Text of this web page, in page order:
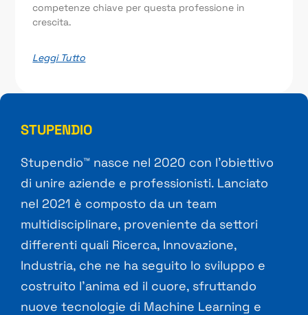
competenze chiave per questa professione in
crescita.
Leggi Tutto
STUPENDIO
Stupendio™ nasce nel 2020 con l’obiettivo
di unire aziende e professionisti. Lanciato
nel 2021 è composto da un team
multidisciplinare, proveniente da settori
differenti quali Ricerca, Innovazione,
Industria, che ne ha seguito lo sviluppo e
costruito l’anima ed il cuore, sfruttando
nuove tecnologie di Machine Learning e